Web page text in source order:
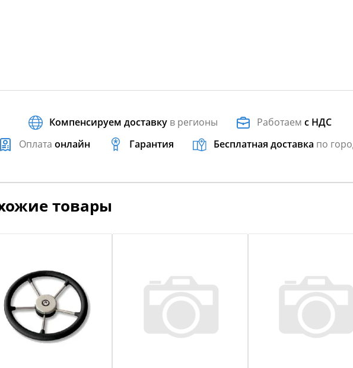
Компенсируем доставку в регионы Работаемс НДС
Оплата онлайн Гарантия Бесплатная доставка по
товары